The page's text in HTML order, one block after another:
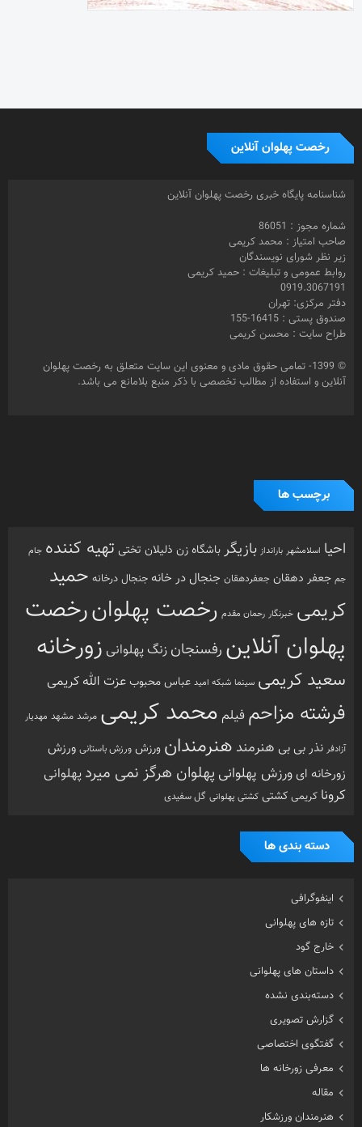
رخصت پهلوان آنلاین
شناسنامه پایگاه خبری رخصت پهلوان آنلاین
شماره مجوز : 86051
صاحب امتیاز : محمد کریمی
زیر نظر شورای نویسندگان
روابط عمومی و تبلیغات : حمید کریمی
0919.3067191
دفتر مرکزی: تهران
صندوق پستی : 16415-155
طراح سایت : محسن کریمی
© 1399- تمامی حقوق مادی و معنوی این سایت متعلق به رخصت پهلوان
آنلاین و استفاده از مطالب تخصصی با ذکر منبع بلامانع می باشد.
برچسب ها
احیا اسلامشهر بارانداز بازیگرباشگاه زن ذلیلان تختی تهیه کننده جام
جم جعفر دهقان جعفردهقان جنجال در خانه جنجال درخانه حمید
کریمی خبرنگار رحمان مقدم رخصت پهلوانرخصت
پهلوان آنلاین رفسنجان زنگ پهلوانی زورخانه
سعید کریمی سینما شبکه امید عباس محبوبعزت الله کریمی
فرشته مزاحمفیلم محمد کریمی مرشد مشهد مهدیار
آزادفر نذر بی بی هنرمند هنرمندان ورزش ورزش باستانی ورزش
زورخانه ای ورزش پهلوانی پهلوان هرگز نمی میرد پهلوانی
کرونا کریمی کشتی کشتی پهلوانی گل سفیدی
دسته بندی ها
اینفوگرافی
تازه های پهلوانی
خارج گود
داستان های پهلوانی
دسته‌بندی نشده
گزارش تصویری
گفتگوی اختصاصی
معرفی زورخانه ها
مقاله
هنرمندان ورزشکار